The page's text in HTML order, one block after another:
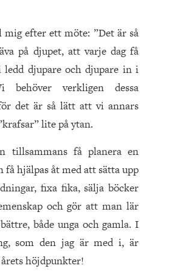
efter ett möte: ”Det är så
på djupet, att varje dag få
djupare och djupare in i
behöver verkligen dessa
det är så lätt att vi annars
lite på ytan.
tillsammans få planera en
få hjälpas åt med att sätta upp
fixa fika, sälja böcker
och gör att man lär
både unga och gamla. I
som den jag är med i, är
höjdpunkter!